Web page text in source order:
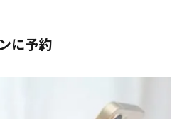
に予約